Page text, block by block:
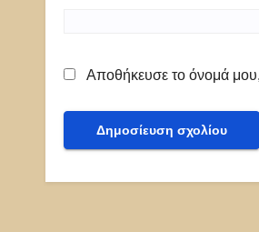
Αποθήκευσε το όνομά